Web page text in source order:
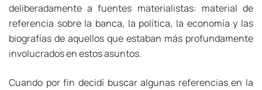
deliberadamente a fuentes materialistas: material de
referencia sobre la banca, la política, la economía y las
biografías de aquellos que estaban más profundamente
involucrados en estos asuntos.
Cuando por fin decidí buscar algunas referencias en la